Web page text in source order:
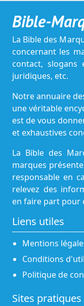
Bible-
La Bible des
concernant les
contact, slogans
juridiques, etc.
Notre annuaire
une véritable
est de vous
et exhaustives
La Bible des
marques
responsable en
relevez des
en faire part pour
Liens utiles
Mentions
Conditions
Politique de
Sites pratiques